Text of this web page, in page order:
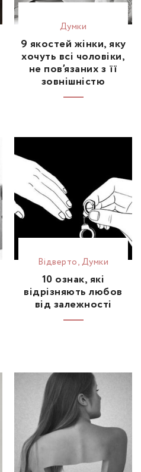
Думки
9 якостей жінки, яку
хочуть всі чоловіки,
не пов’язаних з її
зовнішністю
Відвертo,Думки
10 ознак, які
відрізняють любов
від залежності